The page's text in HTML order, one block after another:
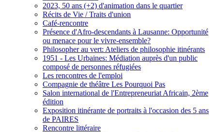
2023, 50 ans (+2) d'animation dans le quartier
Récits de Vie / Traits d'union
Café-rencontre
Présence d'Afro-descendants à Lausanne: Opportunité
ou menace pour le vivre-ensemble?
Philosopher au vert: Ateliers de philosophie itinérants
1951 - Les Urbaines: Médiation auprès d'un public
composé de personnes réfugiées
Les rencontres de l'emploi
Compagnie de théâtre Les Pourquoi Pas
Salon international de l'Entrepreneuriat Africain, 2ème
édition
Exposition itinérante de portraits à l'occasion des 5 ans
de PAIRES
Rencontre littéraire